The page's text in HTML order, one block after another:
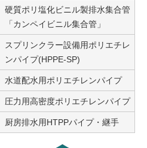
硬質ポリ塩化ビニル製排水集合管
「カンペイビニル集合管」
スプリンクラー設備用ポリエチレ
ンパイプ(HPPE-SP)
水道配水用ポリエチレンパイプ
圧力用高密度ポリエチレンパイプ
厨房排水用HTPPパイプ・継手